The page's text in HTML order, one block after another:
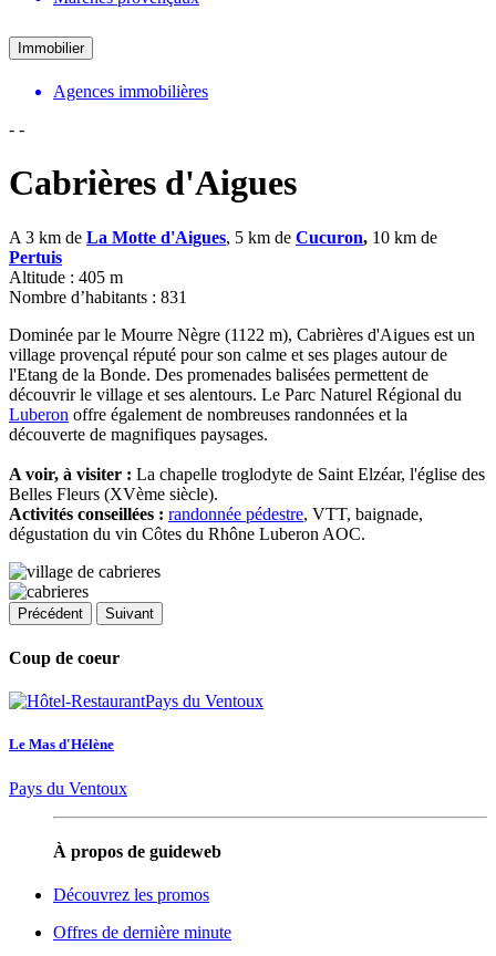
Immobilier
Agences immobilières
- -
Cabrières d'Aigues
A 3 km de La Motte d'Aigues, 5 km de Cucuron, 10 km de
Pertuis
Altitude : 405 m
Nombre d’habitants : 831
Dominée par le Mourre Nègre (1122 m), Cabrières d'Aigues est un
village provençal réputé pour son calme et ses plages autour de
l'Etang de la Bonde. Des promenades balisées permettent de
découvrir le village et ses alentours. Le Parc Naturel Régional du
Luberon offre également de nombreuses randonnées et la
découverte de magnifiques paysages.
A voir, à visiter : La chapelle troglodyte de Saint Elzéar, l'église des
Belles Fleurs (XVème siècle).
Activités conseillées : randonnée pédestre, VTT, baignade,
dégustation du vin Côtes du Rhône Luberon AOC.
Précédent Suivant
Coup de coeur
Le Mas d'Hélène
Pays du Ventoux
À propos de guideweb
Découvrez les promos
Offres de dernière minute